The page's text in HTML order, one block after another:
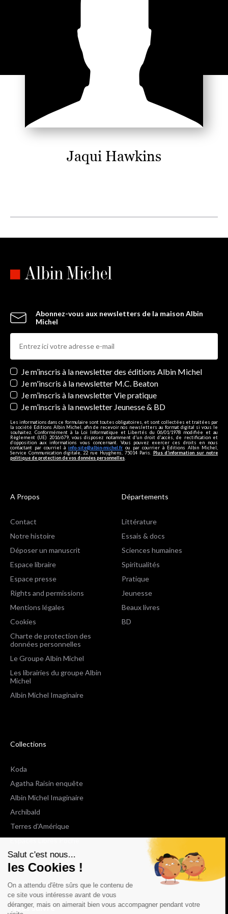
Salut c'est nous...
les Cookies !
On a attendu d'être sûrs que le contenu de
ce site vous intéresse avant de vous
déranger, mais on aimerait bien vous accompagner pendant votre
Jaqui Hawkins
Abonnez-vous aux newsletters de la maison Albin
Michel
Newsletters
Je m’inscris à la newsletter des éditions Albin Michel
Je m'inscris à la newsletter M.C. Beaton
Je m’inscris à la newsletter Vie pratique
Je m’inscris à la newsletter Jeunesse & BD
Les informations dans ce formulaire sont toutes obligatoires, et sont collectées et traitées par
la société Editions Albin Michel, afin de recevoir nos newsletters au format digital si vous le
souhaitez. Conformément à la Loi Informatique et Libertés du 06/01/1978 modifiée et au
Règlement (UE) 2016/679, vous disposez notamment d'un droit d'accès, de rectification et
d’opposition aux informations vous concernant. Vous pouvez exercer ces droits en nous
contactant par courriel à info-site@albin-michel.fr ou par courrier à Editions Albin Michel,
Service Communication digitale, 22 rue Huyghens, 75014 Paris. Plus d’information sur notre
politique de protection de vos données personnelles
A Propos
Contact
Notre histoire
Déposer un manuscrit
Espace libraire
Espace presse
Rights and permissions
Mentions légales
Cookies
Charte de protection des
données personnelles
Le Groupe Albin Michel
Les librairies du groupe Albin
Michel
Albin Michel Imaginaire
Départements
Littérature
Essais & docs
Sciences humaines
Spiritualités
Pratique
Jeunesse
Beaux livres
BD
Collections
Koda
Agatha Raisin enquête
Albin Michel Imaginaire
Archibald
Terres d'Amérique
Espaces Libres Poche
NOX
Wiz
Voir toutes les collections
Nous suivre